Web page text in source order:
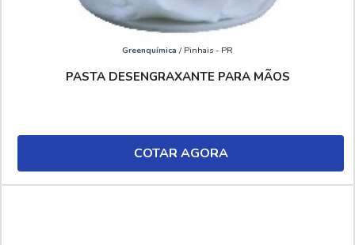
Greenquímica / Pinhais - PR
PASTA DESENGRAXANTE PARA MÃOS
COTAR AGORA